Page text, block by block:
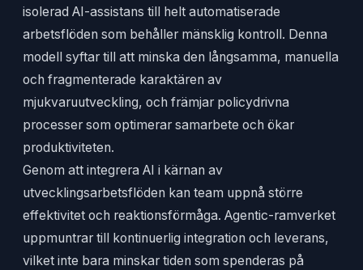
isolerad AI-assistans till helt automatiserade
arbetsflöden som behåller mänsklig kontroll. Denna
modell syftar till att minska den långsamma, manuella
och fragmenterade karaktären av
mjukvaruutveckling, och främjar policydrivna
processer som optimerar samarbete och ökar
produktiviteten.
Genom att integrera AI i kärnan av
utvecklingsarbetsflöden kan team uppnå större
effektivitet och reaktionsförmåga. Agentic-ramverket
uppmuntrar till kontinuerlig integration och leverans,
vilket inte bara minskar tiden som spenderas på